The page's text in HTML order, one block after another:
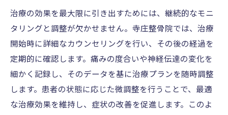
治療の効果を最大限に引き出すためには、継続的なモニ
タリングと調整が欠かせません。寺庄整骨院では、治療
開始時に詳細なカウンセリングを行い、その後の経過を
定期的に確認します。痛みの度合いや神経伝達の変化を
細かく記録し、そのデータを基に治療プランを随時調整
します。患者の状態に応じた微調整を行うことで、最適
な治療効果を維持し、症状の改善を促進します。このよ